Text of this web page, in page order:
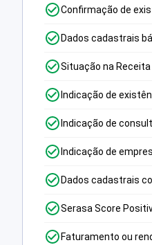
Confirmação de
Dados cadastrais
Situação na Receita
Indicação de
Indicação de
Indicação de
Dados cadastrais
Serasa Score
Faturamento ou